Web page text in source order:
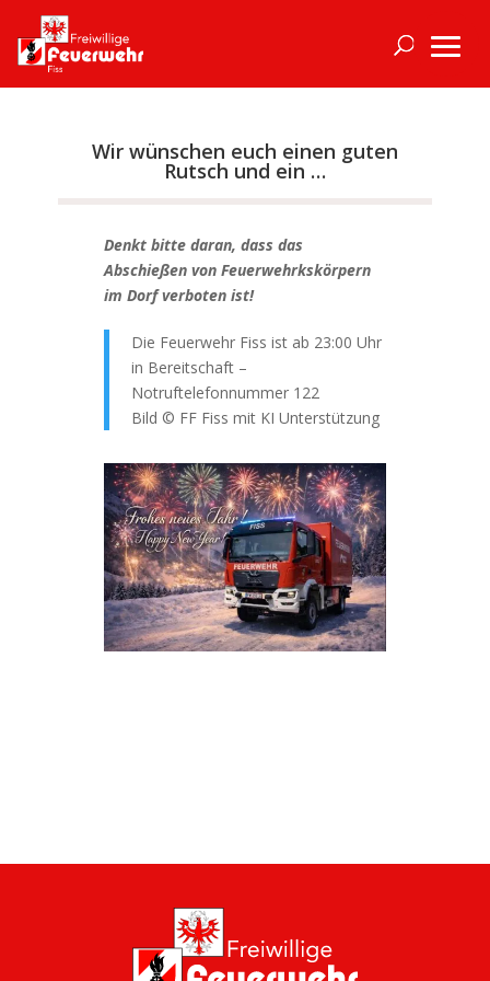
Wir wünschen euch einen guten
Rutsch und ein …
Denkt bitte daran, dass das
Abschießen von Feuerwehrkskörpern
im Dorf verboten ist!
Die Feuerwehr Fiss ist ab 23:00 Uhr
in Bereitschaft –
Notruftelefonnummer 122
Bild © FF Fiss mit KI Unterstützung